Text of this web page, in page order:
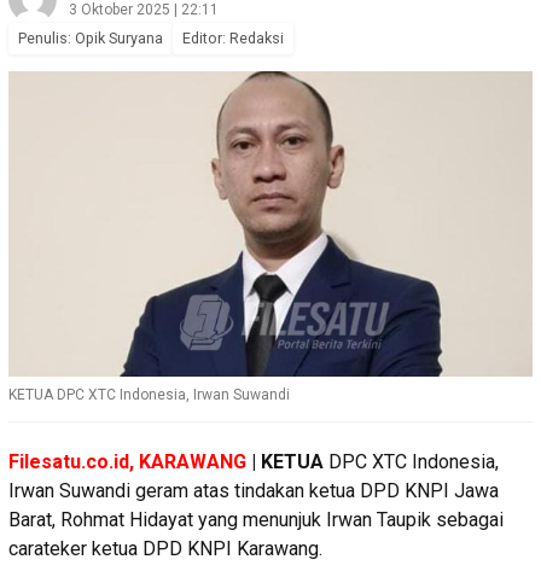
3 Oktober 2025 | 22:11
Penulis: Opik Suryana Editor: Redaksi
KETUA DPC XTC Indonesia, Irwan Suwandi
Filesatu.co.id, KARAWANG | KETUA DPC XTC Indonesia,
Irwan Suwandi geram atas tindakan ketua DPD KNPI Jawa
Barat, Rohmat Hidayat yang menunjuk Irwan Taupik sebagai
carateker ketua DPD KNPI Karawang.